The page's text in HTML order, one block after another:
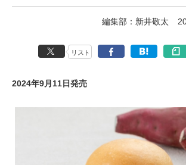
編集部：新井敬太
リスト
2024年9月11日発売